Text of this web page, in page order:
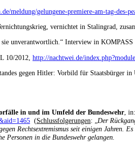
meldung/gelungene-premiere-am-tag-des-
vernichtet in Stalingrad,
unverantwortlich.“ Interview in
10/2012, http://nachtwei.de/
gegen Hitler: Vorbild für Staatsbürger
in und im Umfeld der Bundeswehr ,
(Schlussfolgerungen: „ Der
Rechtsextremismus seit einigen
Personen in die Bundeswehr gelangen.